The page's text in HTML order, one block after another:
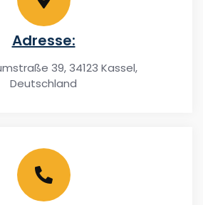
Adresse:
39, 34123 Kassel,
Deutschland